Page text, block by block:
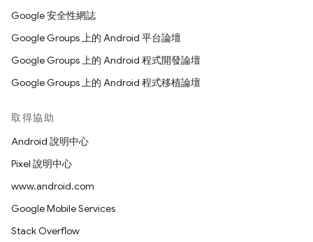
Google 安全性網誌
Google Groups 上的 Android 平台論壇
Google Groups 上的 Android 程式開發論壇
Google Groups 上的 Android 程式移植論壇
取得協助
Android 說明中心
Pixel 說明中心
www.android.com
Google Mobile Services
Stack Overflow